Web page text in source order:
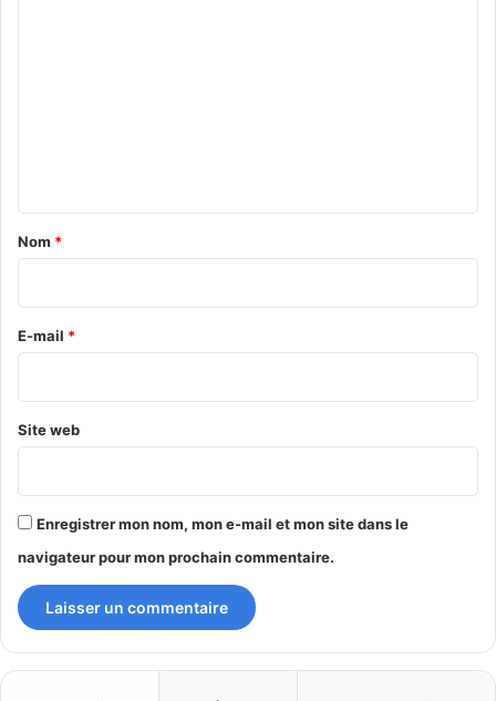
a
r
e
Nom *
E-mail *
Site web
Enregistrer mon nom, mon e-mail et mon site dans le
navigateur pour mon prochain commentaire.